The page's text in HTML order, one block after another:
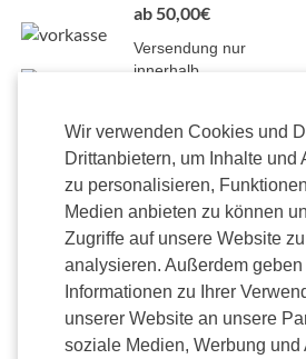
Wir verwenden Cookies und
Drittanbietern, um Inhalte und
zu personalisieren,
Medien anbieten zu können
Zugriffe auf unsere Website zu
analysieren. Außerdem
Informationen zu Ihrer
unserer Website an unsere
soziale Medien, Werbung und
ab 50,00€
Versendung nur
innerhalb
Alle Preise inkl. gesetzl. Mehrwertsteuer
Nachnahmegebühren, wenn nicht
Onlineshop Madvapes © 2026 AMV Holdings
vorbehalten.